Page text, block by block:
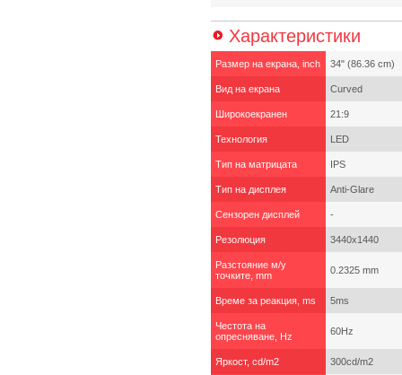
Характеристики
Размер на екрана, inch 34" (86.36 cm)
Вид на екрана Curved
Широкоекранен 21:9
Технология LED
Тип на матрицата IPS
Тип на дисплея Anti-Glare
Сензорен дисплей -
Резолюция 3440x1440
Разстояние м/у
точките, mm
0.2325 mm
Време за реакция, ms 5ms
Честота на
опресняване, Hz
60Hz
Яркост, cd/m2 300cd/m2